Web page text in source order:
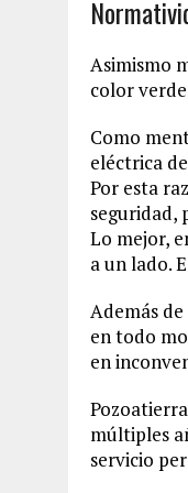
Asimismo
color
Como
eléctrica
Por esta
seguridad,
Lo mejor,
a un lado.
Además
en todo
en
múltiples
servicio